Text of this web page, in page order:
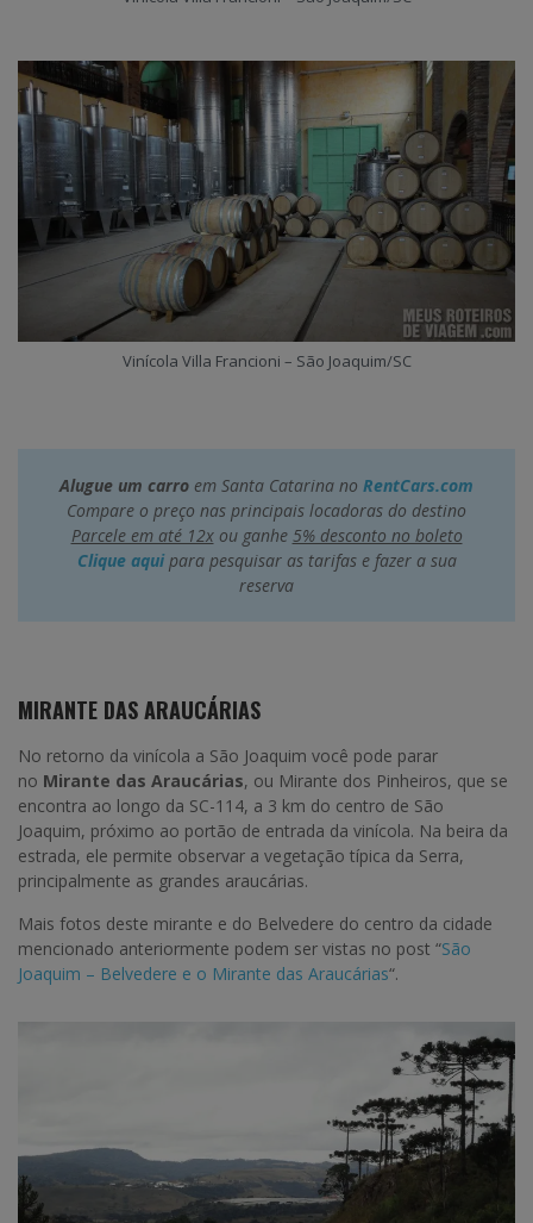
Vinícola Villa Francioni – São Joaquim/SC
Alugue um carro em Santa Catarina no RentCars.com
Compare o preço nas principais locadoras do destino
Parcele em até 12xou ganhe 5% desconto no boleto
Clique aquipara pesquisar as tarifas e fazer a sua
reserva
MIRANTE DAS ARAUCÁRIAS
No retorno da vinícola a São Joaquim você pode parar
no Mirante das Araucárias, ou Mirante dos Pinheiros, que se
encontra ao longo da SC-114, a 3 km do centro de São
Joaquim, próximo ao portão de entrada da vinícola. Na beira da
estrada, ele permite observar a vegetação típica da Serra,
principalmente as grandes araucárias.
Mais fotos deste mirante e do Belvedere do centro da cidade
mencionado anteriormente podem ser vistas no post “São
Joaquim – Belvedere e o Mirante das Araucárias“.